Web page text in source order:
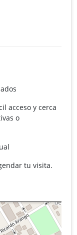
acceso y cerca
o
tu visita.